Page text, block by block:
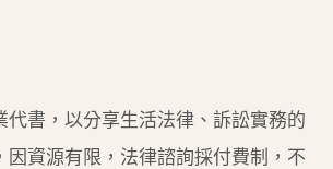
代書，以分享生活法律、訴訟實務的
因資源有限，法律諮詢採付費制，不